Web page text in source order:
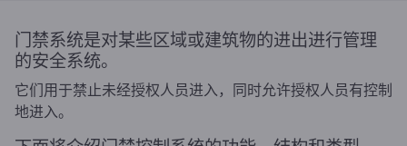
门禁系统是对某些区域或建筑物的进出进行管理
的安全系统。
它们用于禁止未经授权人员进入，同时允许授权人员有控制
地进入。